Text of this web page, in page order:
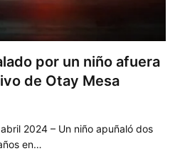
por un niño afuera
de Otay Mesa
2024 – Un niño apuñaló dos
en…